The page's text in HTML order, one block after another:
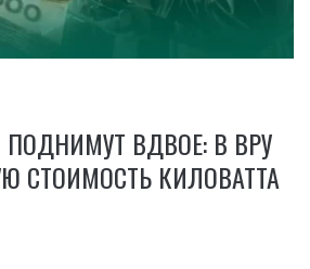
ПОДНИМУТ ВДВОЕ: В ВРУ
СТОИМОСТЬ КИЛОВАТТА